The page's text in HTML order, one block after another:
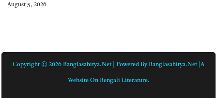
August 5, 2026
Copyright © 2026 Banglasahitya.net | Powered By Banglasahitya.net |A
Website On Bengali Literature.